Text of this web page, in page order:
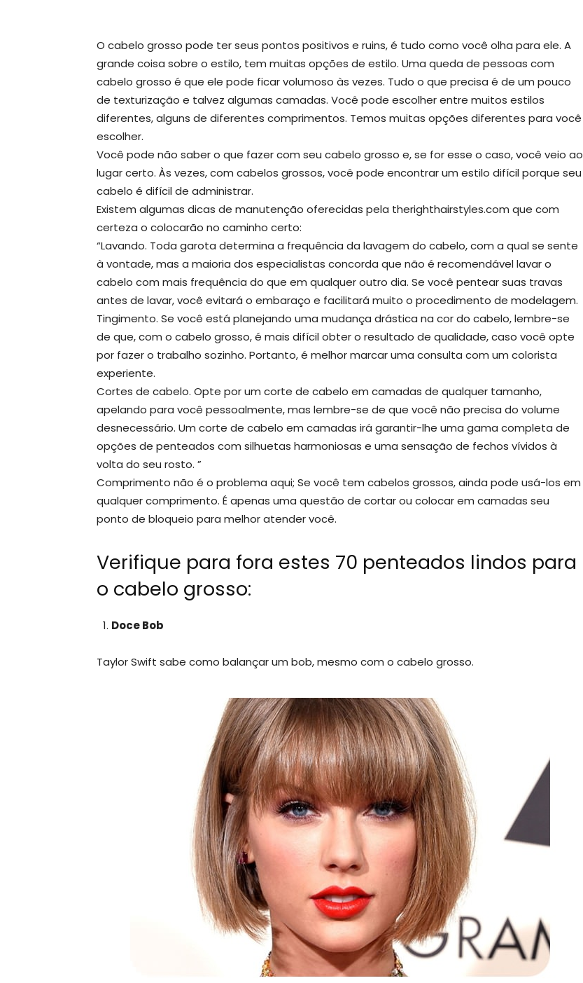
O cabelo grosso pode ter seus pontos positivos e ruins, é tudo como você olha para ele. A
grande coisa sobre o estilo, tem muitas opções de estilo. Uma queda de pessoas com
cabelo grosso é que ele pode ficar volumoso às vezes. Tudo o que precisa é de um pouco
de texturização e talvez algumas camadas. Você pode escolher entre muitos estilos
diferentes, alguns de diferentes comprimentos. Temos muitas opções diferentes para você
escolher.
Você pode não saber o que fazer com seu cabelo grosso e, se for esse o caso, você veio ao
lugar certo. Às vezes, com cabelos grossos, você pode encontrar um estilo difícil porque seu
cabelo é difícil de administrar.
Existem algumas dicas de manutenção oferecidas pela therighthairstyles.com que com
certeza o colocarão no caminho certo:
“Lavando. Toda garota determina a frequência da lavagem do cabelo, com a qual se sente
à vontade, mas a maioria dos especialistas concorda que não é recomendável lavar o
cabelo com mais frequência do que em qualquer outro dia. Se você pentear suas travas
antes de lavar, você evitará o embaraço e facilitará muito o procedimento de modelagem.
Tingimento. Se você está planejando uma mudança drástica na cor do cabelo, lembre-se
de que, com o cabelo grosso, é mais difícil obter o resultado de qualidade, caso você opte
por fazer o trabalho sozinho. Portanto, é melhor marcar uma consulta com um colorista
experiente.
Cortes de cabelo. Opte por um corte de cabelo em camadas de qualquer tamanho,
apelando para você pessoalmente, mas lembre-se de que você não precisa do volume
desnecessário. Um corte de cabelo em camadas irá garantir-lhe uma gama completa de
opções de penteados com silhuetas harmoniosas e uma sensação de fechos vívidos à
volta do seu rosto. ”
Comprimento não é o problema aqui; Se você tem cabelos grossos, ainda pode usá-los em
qualquer comprimento. É apenas uma questão de cortar ou colocar em camadas seu
ponto de bloqueio para melhor atender você.
Verifique para fora estes 70 penteados lindos para
o cabelo grosso:
Doce Bob
Taylor Swift sabe como balançar um bob, mesmo com o cabelo grosso.